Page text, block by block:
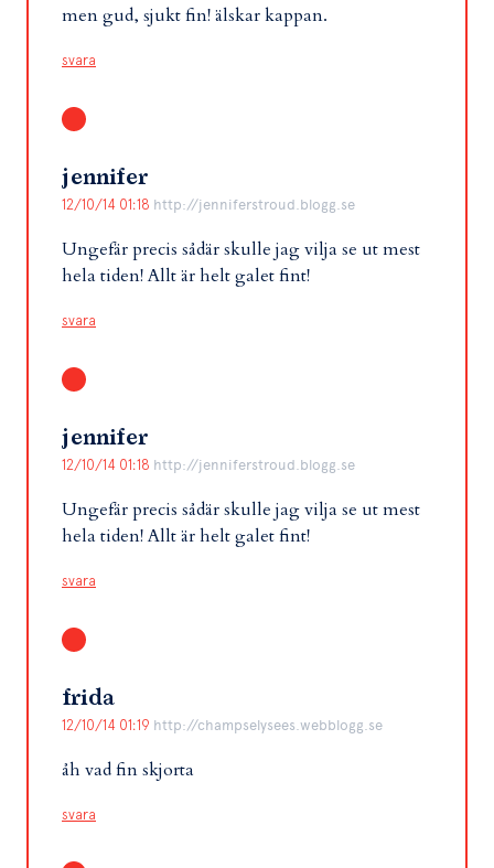
men gud, sjukt fin! älskar kappan.
svara
jennifer
12/10/14 01:18 http://jenniferstroud.blogg.se
Ungefär precis sådär skulle jag vilja se ut mest
hela tiden! Allt är helt galet fint!
svara
jennifer
12/10/14 01:18 http://jenniferstroud.blogg.se
Ungefär precis sådär skulle jag vilja se ut mest
hela tiden! Allt är helt galet fint!
svara
frida
12/10/14 01:19 http://champselysees.webblogg.se
åh vad fin skjorta
svara